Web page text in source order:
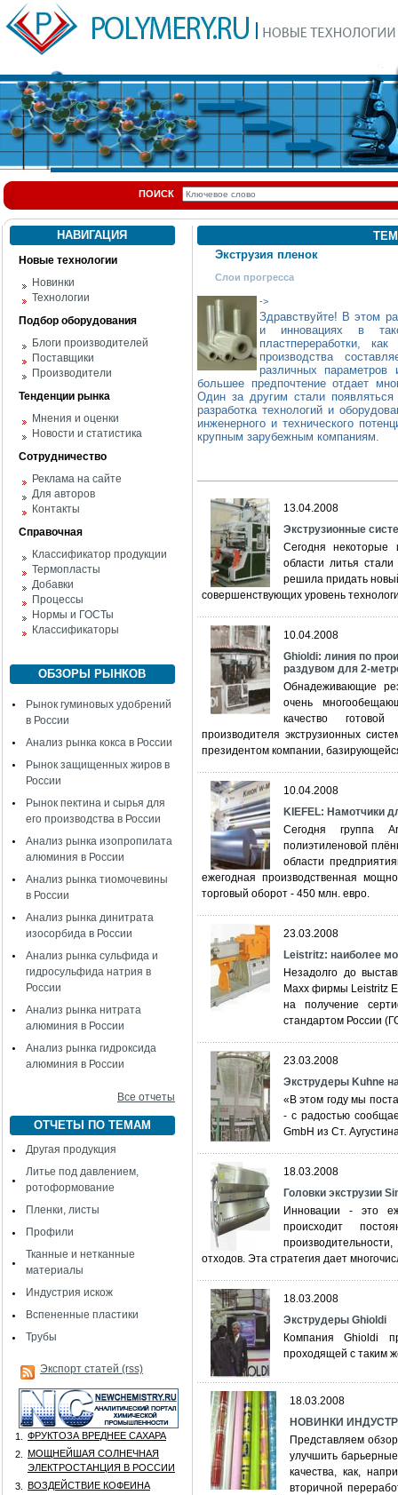
ПОИСК
НАВИГАЦИЯ
Новые технологии
Новинки
Технологии
Подбор оборудования
Блоги производителей
Поставщики
Производители
Тенденции рынка
Мнения и оценки
Новости и статистика
Сотрудничество
Реклама на сайте
Для авторов
Контакты
Справочная
Классификатор продукции
Термопласты
Добавки
Процессы
Нормы и ГОСТы
Классификаторы
ОБЗОРЫ РЫНКОВ
Рынок гуминовых удобрений
в России
Анализ рынка кокса в России
Рынок защищенных жиров в
России
Рынок пектина и сырья для
его производства в России
Анализ рынка изопропилата
алюминия в России
Анализ рынка тиомочевины
в России
Анализ рынка динитрата
изосорбида в России
Анализ рынка сульфида и
гидросульфида натрия в
России
Анализ рынка нитрата
алюминия в России
Анализ рынка гидроксида
алюминия в России
Все отчеты
ОТЧЕТЫ ПО ТЕМАМ
Другая продукция
Литье под давлением,
ротоформование
Пленки, листы
Профили
Тканные и нетканные
материалы
Индустрия искож
Вспененные пластики
Трубы
Экспорт статей (rss)
1.
ФРУКТОЗА ВРЕДНЕЕ САХАРА
2.
МОЩНЕЙШАЯ СОЛНЕЧНАЯ
ЭЛЕКТРОСТАНЦИЯ В РОССИИ
3.
ВОЗДЕЙСТВИЕ КОФЕИНА
Экструзия пленок
Слои прогресса
->
Здравствуйте! В этом
и инновациях в
пластпереработки,
производства
различных
большее предпочтение отдает
Один за другим стали появляться
разработка технологий и
инженерного и технического
крупным зарубежным компаниям.
13.04.2008
Экструзионные
Сегодня некоторые
области литья
решила придать
совершенствующих уровень
10.04.2008
Ghioldi: линия по
раздувом для 2-
Обнадеживающие
очень
качество
производителя экструзионных
президентом компании,
10.04.2008
KIEFEL: Намотчики
Сегодня группа
полиэтиленовой
области
ежегодная производственная
торговый оборот - 450 млн. евро.
23.03.2008
Leistritz: наиболее
Незадолго до
Махх фирмы Leistritz
на получение
стандартом России
23.03.2008
Экструдеры Kuhne
«В этом году мы
- с радостью
GmbH из Ст.
18.03.2008
Головки экструзии
Инновации - это
происходит
отходов. Эта стратегия дает
18.03.2008
Экструдеры Ghioldi
Компания Ghioldi
проходящей с таким
18.03.2008
НОВИНКИ
Представляем
улучшить
качества, как,
вторичной